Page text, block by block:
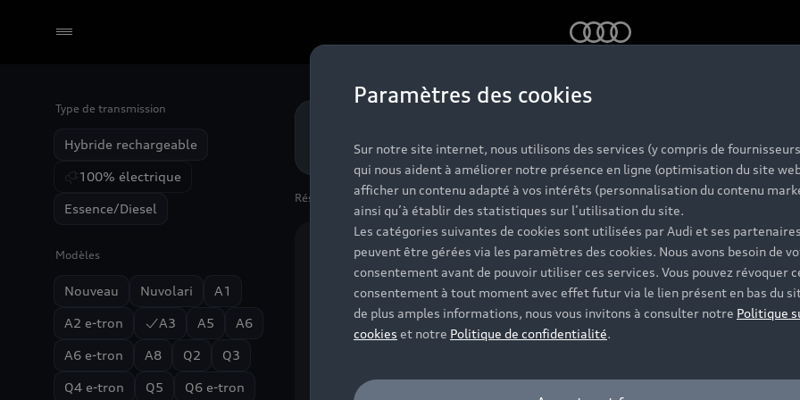
Sélectionner un Partenaire
Type de transmission
Hybride rechargeable
100% électrique
Essence/Diesel
Modèles
Nouveau Nuvolari A1
A2 e-tron A3 A5 A6
A6 e-tron A8 Q2 Q3
Q4 e-tron Q5 Q6 e-tron
disponibilités près de chez vous.
Résultats (9)
Nouveauté Essence / Diesel Nouveauté Hybride
Paramètres des cookies
Sur notre site internet, nous utilisons des services (y compris de
qui nous aident à améliorer notre présence en ligne (optimisation du site
afficher un contenu adapté à vos intérêts (personnalisation du contenu
ainsi qu’à établir des statistiques sur l’utilisation du site.
Les catégories suivantes de cookies sont utilisées par Audi et ses
peuvent être gérées via les paramètres des cookies. Nous avons besoin de
consentement avant de pouvoir utiliser ces services. Vous pouvez révoquer
consentement à tout moment avec effet futur via le lien présent en bas du
de plus amples informations, nous vous invitons à consulter notre Politique
cookies et notre Politique de confidentialité.